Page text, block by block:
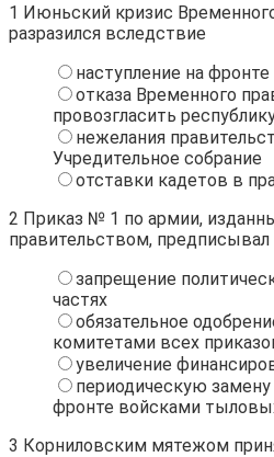
1 Июньский кризис
разразился вследствие
наступление на фронте
отказа Временного
провозгласить
нежелания
Учредительное собрание
отставки кадетов в
2 Приказ № 1 по армии,
правительством, предписывал
запрещение
частях
обязательное
комитетами всех
увеличение
периодическую
фронте войсками
3 Корниловским мятежом